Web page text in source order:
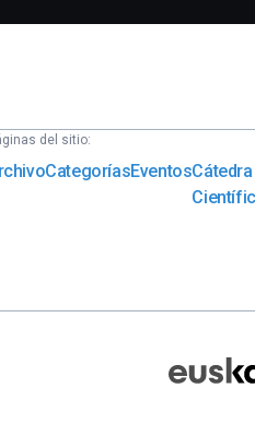
del sitio:
CategoríasEventos
Fundazioa